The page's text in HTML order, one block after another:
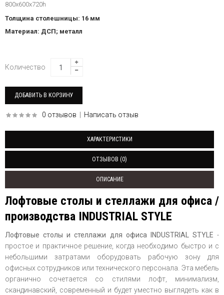
800x600x720h
Толщина столешницы: 16 мм
Материал: ДСП; металл
Количество
0 отзывов Написать отзыв
ХАРАКТЕРИСТИКИ
ОТЗЫВОВ (0)
ОПИСАНИЕ
Лофтовые столы и стеллажи для офиса /
производства INDUSTRIAL STYLE
Лофтовые столы и стеллажи для офиса INDUSTRIAL STYLE -
простое и практичное решение, когда необходимо быстро и с
небольшими затратами оборудовать рабочую зону для
офисных сотрудников или технического персонала. Эта мебель
органично сочетается со стилями лофт, минимализм,
скандинавский, современный и будет уместно выглядеть как в